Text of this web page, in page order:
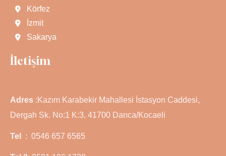
Körfez
İzmit
Sakarya
İletişim
Adres :Kazım Karabekir Mahallesi İstasyon Caddesi,
Dergah Sk. No:1 K:3, 41700 Darıca/Kocaeli
Tel : 0546 657 6565